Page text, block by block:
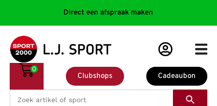
Direct een afspraak maken
Cadeaubon
Clubshops
0